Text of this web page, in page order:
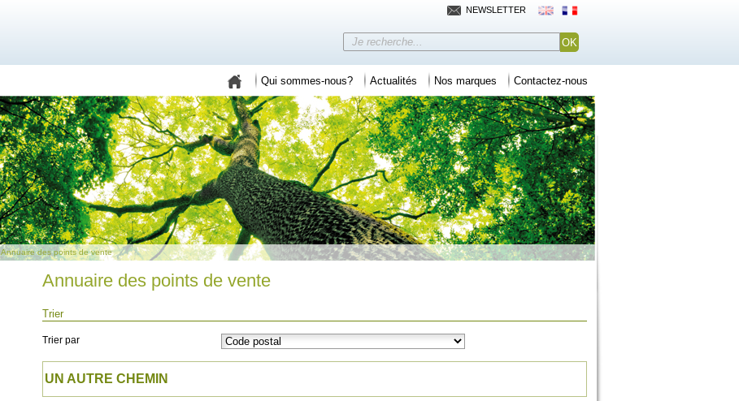
NEWSLETTER
Qui sommes-nous? Actualités Nos marques Contactez-nous
Annuaire des points de vente
Annuaire des points de vente
Trier
Trier par
UN AUTRE CHEMIN